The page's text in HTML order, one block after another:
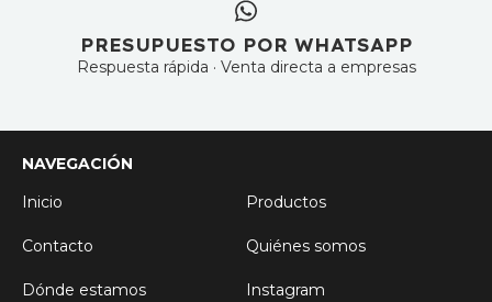
PRESUPUESTO POR WHATSAPP
Respuesta rápida · Venta directa a empresas
NAVEGACIÓN
Inicio
Productos
Contacto Quiénes somos
Dónde estamos Instagram